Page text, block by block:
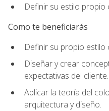
Definir su estilo
Como te beneficiarás
Definir su propio estilo
Diseñar y crear
expectativas del cliente.
Aplicar la teoría del
arquitectura y diseño.